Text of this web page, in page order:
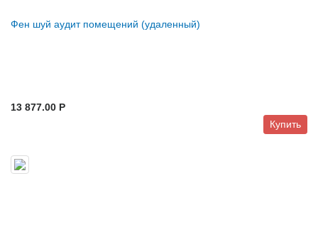
Фен шуй аудит помещений (удаленный)
13 877.00 P
Купить